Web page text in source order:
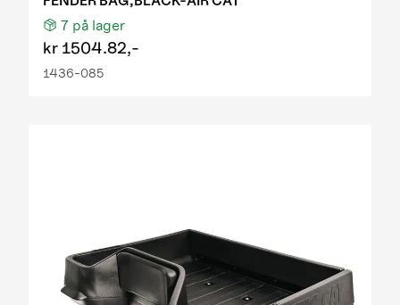
7 på lager
kr 1504.82,-
1436-085